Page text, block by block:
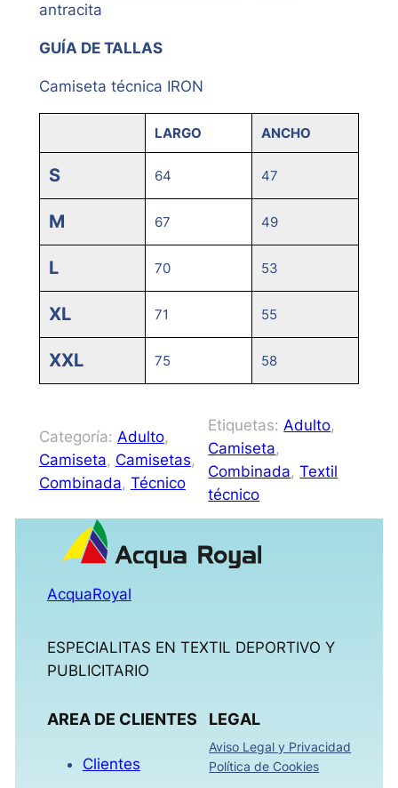
antracita
GUÍA DE TALLAS
Camiseta técnica IRON
LARGO ANCHO
S 64 47
M 67 49
L 70 53
XL 71 55
XXL 75 58
Categoría: Adulto
Camiseta, Camisetas
Combinada, Técnico
Etiquetas:Adulto
Camiseta
Combinada, Textil
técnico
AcquaRoyal
ESPECIALITAS EN TEXTIL DEPORTIVO Y
PUBLICITARIO
AREA DE CLIENTES
Clientes
LEGAL
Aviso Legal y Privacidad
Política de Cookies